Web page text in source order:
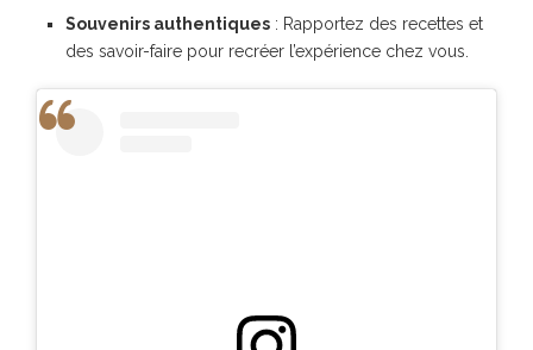
Souvenirs authentiques : Rapportez des recettes et
des savoir-faire pour recréer l’expérience chez vous.